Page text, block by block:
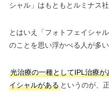
シャル」はもともとルミナス
とはいえ「フォトフェイシャ
のことを思い浮かべる人が多
光治療の一種としてIPL治療
イシャルがあるというのが、